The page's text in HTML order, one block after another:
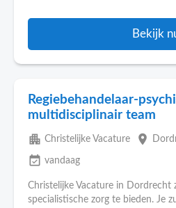
Bekijk
Regiebehandelaar-
multidisciplinair team
apartment Christelijke Vacature place
event_available vandaag
Christelijke Vacature in Dordrecht
specialistische zorg te bieden. Je